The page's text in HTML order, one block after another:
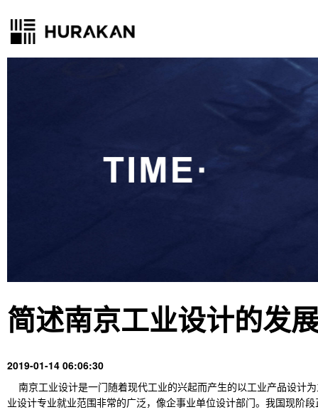
简述南京工业设计的发
2019-01-14 06:06:30
南京工业设计是一门随着现代工业的兴起而产生的以工业产品设计
业设计专业就业范围非常的广泛，像企事业单位设计部门。我国现阶